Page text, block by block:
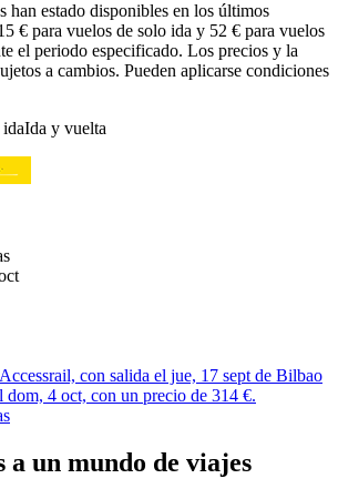
han estado disponibles en los últimos
€ para vuelos de solo ida y 52 € para vuelos
el periodo especificado. Los precios y la
a cambios. Pueden aplicarse condiciones
Ida y vuelta
con salida el jue, 17 sept de Bilbao
dom, 4 oct, con un precio de 314 €.
a un mundo de viajes